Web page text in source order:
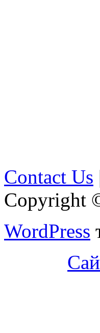
Contact Us
Copyright
WordPress